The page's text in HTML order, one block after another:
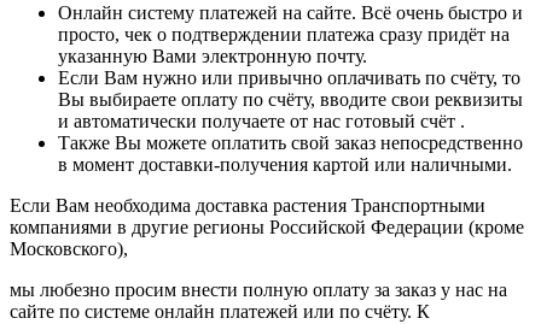
Онлайн систему платежей на сайте. Всё очень быстро и
просто, чек о подтверждении платежа сразу придёт на
указанную Вами электронную почту.
Если Вам нужно или привычно оплачивать по счёту, то
Вы выбираете оплату по счёту, вводите свои реквизиты
и автоматически получаете от нас готовый счёт .
Также Вы можете оплатить свой заказ непосредственно
в момент доставки-получения картой или наличными.
Если Вам необходима доставка растения Транспортными
компаниями в другие регионы Российской Федерации (кроме
Московского),
мы любезно просим внести полную оплату за заказ у нас на
сайте по системе онлайн платежей или по счёту. К